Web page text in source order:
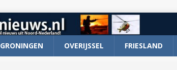
GRONINGEN OVERIJSSEL FRIESLAND